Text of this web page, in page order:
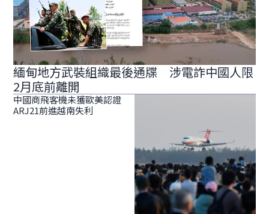
緬甸地方武裝組織最後通牒 涉電詐中國人限
2月底前離開
中國商飛客機未獲歐美認證
ARJ21前進越南失利